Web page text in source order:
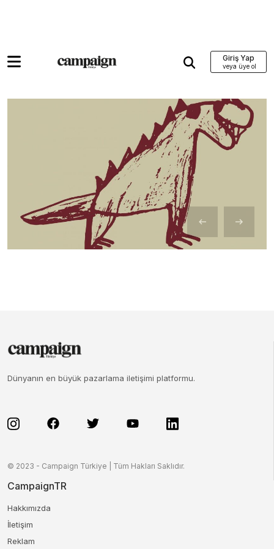
Giriş Yap
Dünyanın en büyük pazarlama iletişimi platformu.
© 2023 - Campaign Türkiye | Tüm Hakları Saklıdır.
CampaignTR
Hakkımızda
İletişim
Reklam